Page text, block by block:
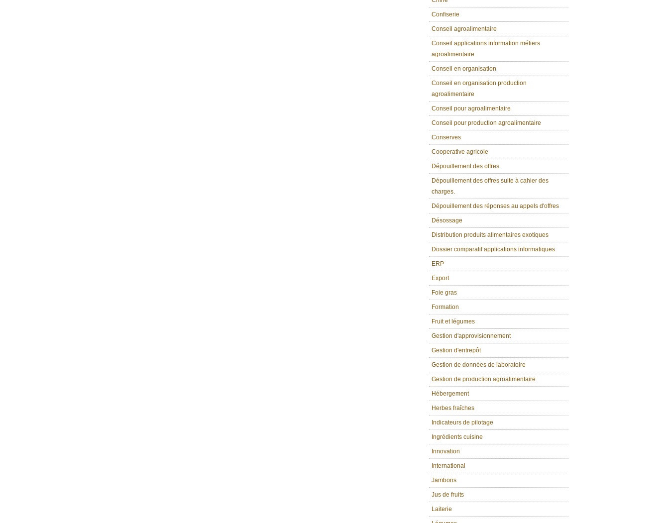
Confiserie
Conseil agroalimentaire
Conseil applications information métiers
agroalimentaire
Conseil en organisation
Conseil en organisation production
agroalimentaire
Conseil pour agroalimentaire
Conseil pour production agroalimentaire
Conserves
Cooperative agricole
Dépouillement des offres
Dépouillement des offres suite à cahier des
charges.
Dépouillement des réponses au appels d'offres
Désossage
Distribution produits alimentaires exotiques
Dossier comparatif applications informatiques
ERP
Export
Foie gras
Formation
Fruit et légumes
Gestion d'approvisionnement
Gestion d'entrepôt
Gestion de données de laboratoire
Gestion de production agroalimentaire
Hébergement
Herbes fraîches
Indicateurs de pilotage
Ingrédients cuisine
Innovation
International
Jambons
Jus de fruits
Laiterie